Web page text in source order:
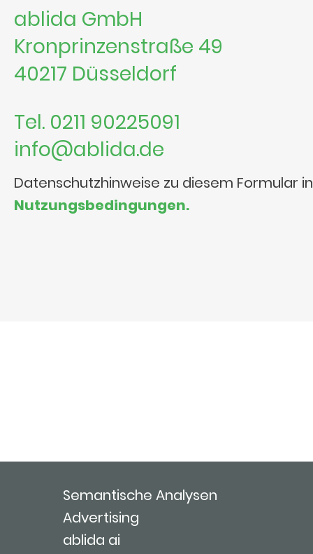
ablida GmbH
Kronprinzenstraße 49
40217 Düsseldorf
Tel. 0211 90225091
info@ablida.de
Datenschutzhinweise zu diesem Formular
Nutzungsbedingungen.
Semantische Analysen
Advertising
ablida ai